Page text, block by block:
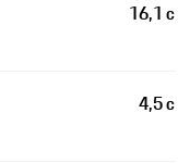
16,1 с
4,5 с